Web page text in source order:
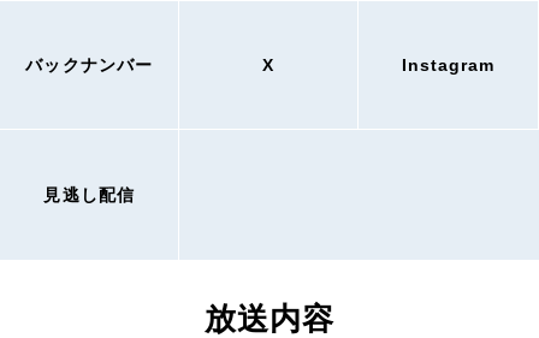
バックナンバー X Instagram
見逃し配信
放送内容